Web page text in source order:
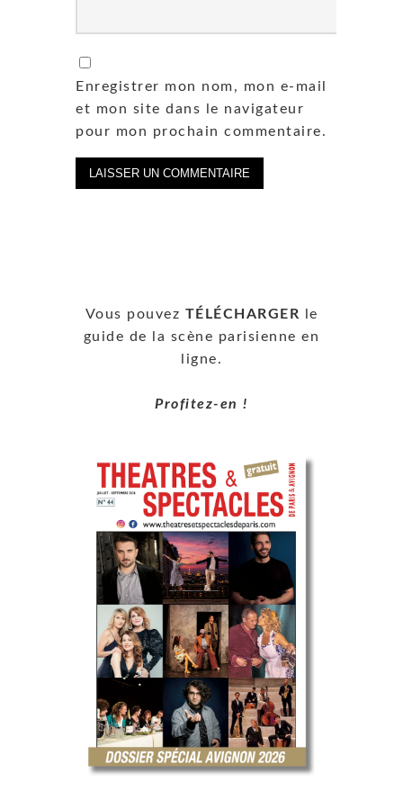
Enregistrer mon nom, mon e-mail
et mon site dans le navigateur
pour mon prochain commentaire.
Vous pouvez TÉLÉCHARGER le
guide de la scène parisienne en
ligne.
Profitez-en !